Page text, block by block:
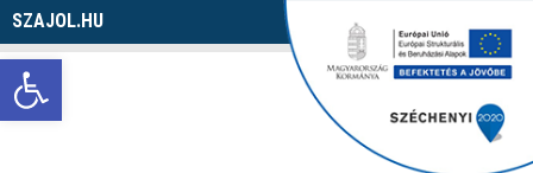
Eszköztár megnyitása
SZAJOL.HU